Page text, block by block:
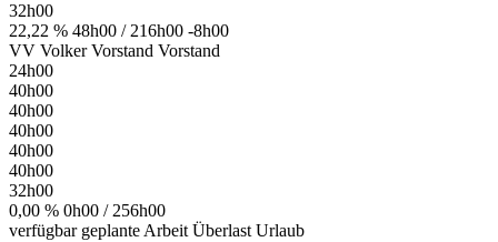
32h00
22,22 % 48h00 / 216h00 -8h00
VV Volker Vorstand Vorstand
24h00
40h00
40h00
40h00
40h00
40h00
32h00
0,00 % 0h00 / 256h00
verfügbar geplante Arbeit Überlast Urlaub